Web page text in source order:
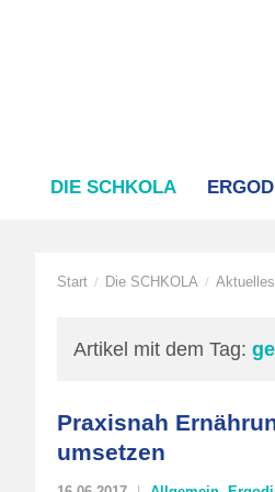
DIE SCHKOLA
Start / Die SCHKOLA / Aktuelles
Artikel mit dem Tag:
Praxisnah
umsetzen